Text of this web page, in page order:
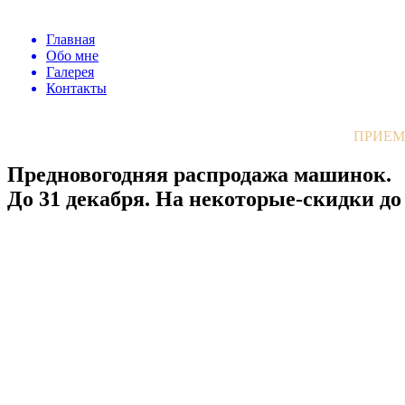
Главная
Обо мне
Галерея
Контакты
Предновогодняя распродажа машинок.
До 31 декабря. На некоторые-скидки